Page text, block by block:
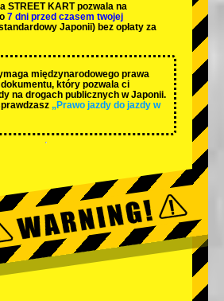
STREET KART pozwala na
7 dni przed czasem twojej
Japonii) bez opłaty za
międzynarodowego prawa
który pozwala ci
na drogach publicznych w Japonii.
„Prawo jazdy do jazdy w